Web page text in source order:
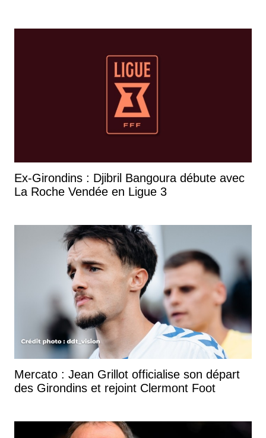
Ex-Girondins : Djibril Bangoura débute avec
La Roche Vendée en Ligue 3
Mercato : Jean Grillot officialise son départ
des Girondins et rejoint Clermont Foot